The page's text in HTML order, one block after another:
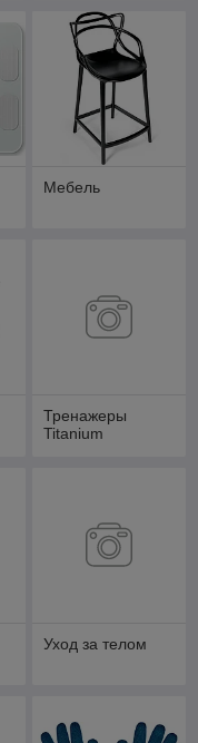
Мебель
Тренажеры
Titanium
Уход за телом